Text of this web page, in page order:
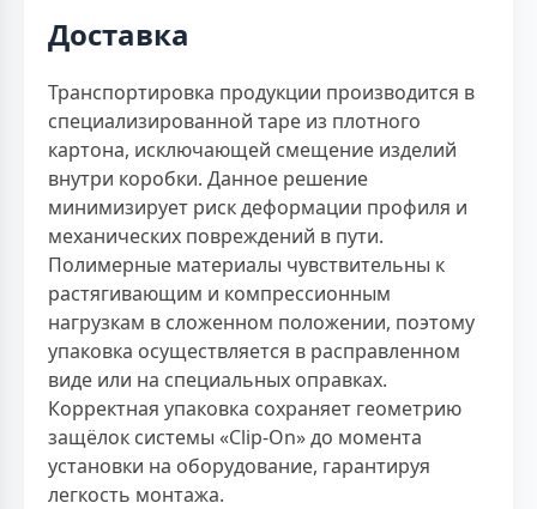
Доставка
Транспортировка продукции производится в
специализированной таре из плотного
картона, исключающей смещение изделий
внутри коробки. Данное решение
минимизирует риск деформации профиля и
механических повреждений в пути.
Полимерные материалы чувствительны к
растягивающим и компрессионным
нагрузкам в сложенном положении, поэтому
упаковка осуществляется в расправленном
виде или на специальных оправках.
Корректная упаковка сохраняет геометрию
защёлок системы «Clip-On» до момента
установки на оборудование, гарантируя
легкость монтажа.